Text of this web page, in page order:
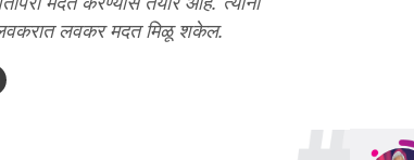
लवकरात लवकर मदत मिळू शकेल.